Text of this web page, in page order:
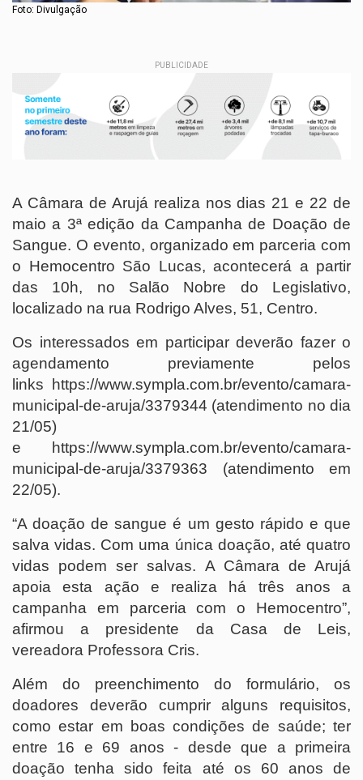
Foto: Divulgação
PUBLICIDADE
A Câmara de Arujá realiza nos dias 21 e 22 de
maio a 3ª edição da Campanha de Doação de
Sangue. O evento, organizado em parceria com
o Hemocentro São Lucas, acontecerá a partir
das 10h, no Salão Nobre do Legislativo,
localizado na rua Rodrigo Alves, 51, Centro.
Os interessados em participar deverão fazer o
agendamento previamente pelos
links
https://www.sympla.com.br/evento/camara-
municipal-de-aruja/3379344 (atendimento no dia
21/05)
e
https://www.sympla.com.br/evento/camara-
municipal-de-aruja/3379363 (atendimento em
22/05).
“A doação de sangue é um gesto rápido e que
salva vidas. Com uma única doação, até quatro
vidas podem ser salvas. A Câmara de Arujá
apoia esta ação e realiza há três anos a
campanha em parceria com o Hemocentro”,
afirmou a presidente da Casa de Leis,
vereadora Professora Cris.
Além do preenchimento do formulário, os
doadores deverão cumprir alguns requisitos,
como estar em boas condições de saúde; ter
entre 16 e 69 anos - desde que a primeira
doação tenha sido feita até os 60 anos de